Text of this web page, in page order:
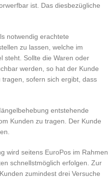
ist. Das diesbezügliche
notwendig erachtete
zu lassen, welche im
steht. Sollte die Waren oder
werden, so hat der Kunde
sofern sich ergibt, dass
entstehende
Kunden zu tragen. Der Kunde
wird seitens EuroPos im Rahmen
schnellstmöglich erfolgen. Zur
zumindest drei Versuche